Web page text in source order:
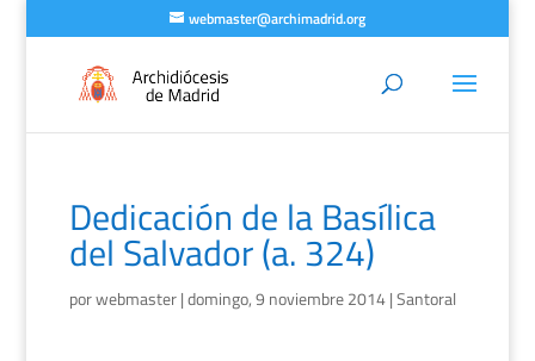
webmaster@archimadrid.org
Dedicación de la Basílica
del Salvador (a. 324)
porwebmaster|domingo, 9 noviembre 2014|Santoral